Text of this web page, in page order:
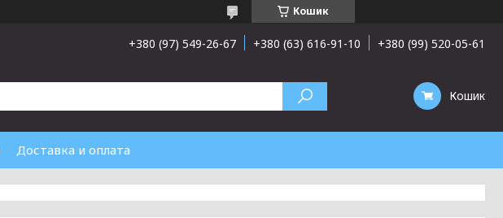
Кошик
+380 (97) 549-26-67 +380 (63) 616-91-10 +380 (99) 520-05-61
Кошик
Доставка и оплата